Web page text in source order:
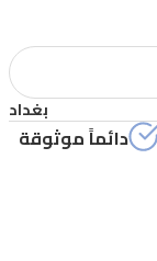
بغداد
دائماً موثوقة